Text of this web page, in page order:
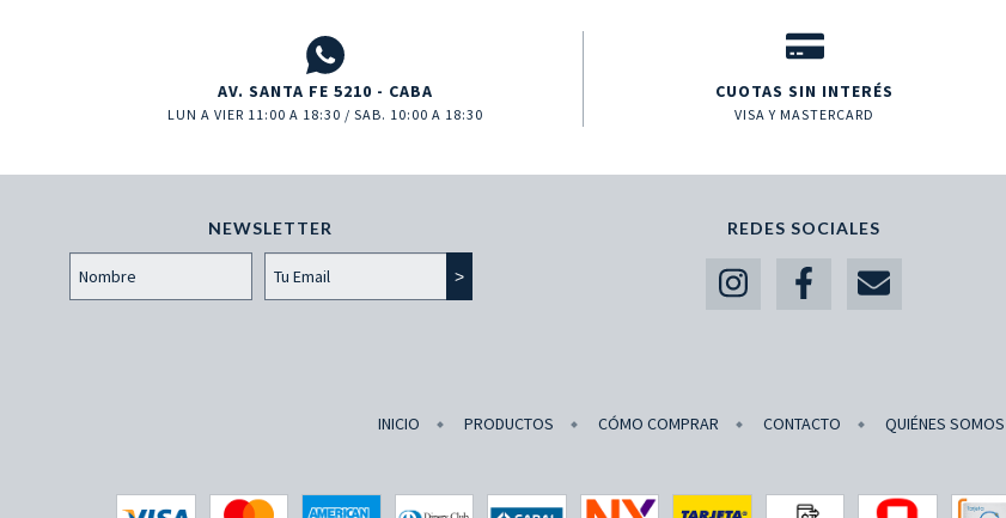
AV. SANTA FE 5210 - CABA
LUN A VIER 11:00 A 18:30 / SAB. 10:00 A 18:30
CUOTAS SIN INTERÉS
VISA Y MASTERCARD
NEWSLETTER REDES SOCIALES
INICIO PRODUCTOS CÓMO COMPRAR CONTACTO QUIÉNES SOMOS